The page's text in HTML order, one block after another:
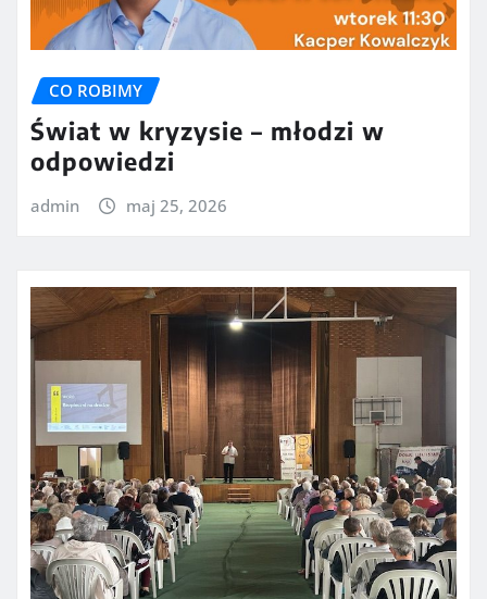
CO ROBIMY
Świat w kryzysie – młodzi w
odpowiedzi
admin maj 25, 2026